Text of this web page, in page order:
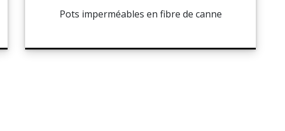
Pots imperméables en fibre de canne